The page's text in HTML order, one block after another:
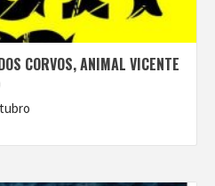
CORVOS, ANIMAL VICENTE